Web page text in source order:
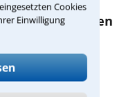
Cookies
Einwilligung
zu beachten
erst einmal die
- die aus
ist: Die